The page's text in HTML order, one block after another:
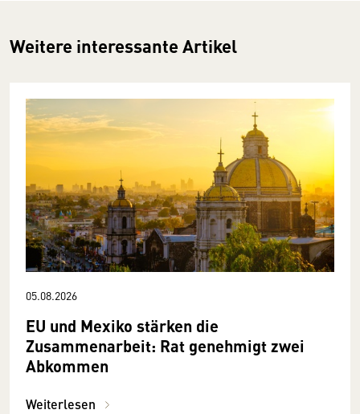
Weitere interessante Artikel
05.08.2026
EU und Mexiko stärken die
Zusammenarbeit: Rat genehmigt zwei
Abkommen
Weiterlesen